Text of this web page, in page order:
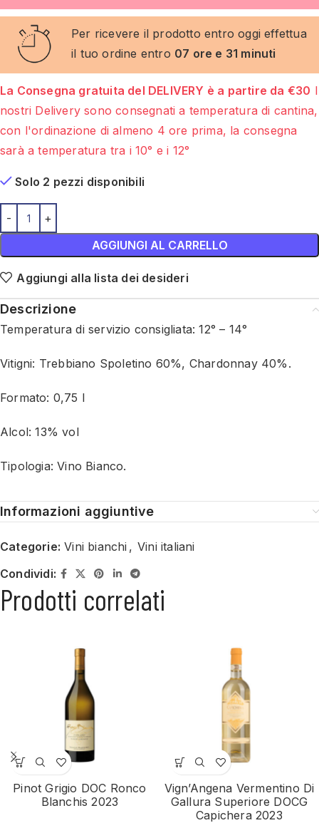
Per ricevere il prodotto entro oggi effettua
il tuo ordine entro 07 ore e 31 minuti
La Consegna gratuita del DELIVERY è a partire da €30 I
nostri Delivery sono consegnati a temperatura di cantina,
con l'ordinazione di almeno 4 ore prima, la consegna
sarà a temperatura tra i 10° e i 12°
Solo 2 pezzi disponibili
AGGIUNGI AL CARRELLO
Aggiungi alla lista dei desideri
Descrizione
Temperatura di servizio consigliata: 12° – 14°
Vitigni: Trebbiano Spoletino 60%, Chardonnay 40%.
Formato: 0,75 l
Alcol: 13% vol
Tipologia: Vino Bianco.
Informazioni aggiuntive
Categorie: Vini bianchi , Vini italiani
Condividi:
Prodotti correlati
Pinot Grigio DOC Ronco
Blanchis 2023
Vign’Angena Vermentino Di
Gallura Superiore DOCG
Capichera 2023